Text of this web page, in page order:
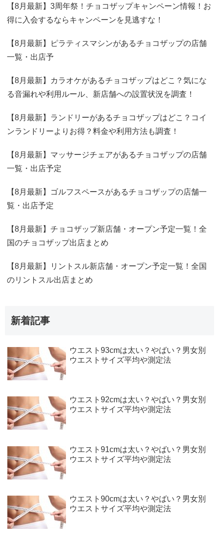
【8月最新】3周年祭！チョコザップキャンペーン情報！お
得に入会するならキャンペーンを見逃すな！
【8月最新】ピラティスマシンがあるチョコザップの店舗
一覧・出店予
【8月最新】カラオケがあるチョコザップはどこ？気にな
る音漏れや利用ルール、新店舗への設置状況を調査！
【8月最新】ランドリーがあるチョコザップはどこ？コイ
ンランドリーよりお得？料金や利用方法も調査！
【8月最新】マッサージチェアがあるチョコザップの店舗
一覧・出店予定
【8月最新】ゴルフスペースがあるチョコザップの店舗一
覧・出店予定
【8月最新】チョコザップ新店舗・オープン予定一覧！全
国のチョコザップ出店まとめ
【8月最新】リントスル新店舗・オープン予定一覧！全国
のリントスル出店まとめ
新着記事
ウエスト93cmは太い？やばい？男女別
ウエストサイズ平均や測定法
ウエスト92cmは太い？やばい？男女別
ウエストサイズ平均や測定法
ウエスト91cmは太い？やばい？男女別
ウエストサイズ平均や測定法
ウエスト90cmは太い？やばい？男女別
ウエストサイズ平均や測定法